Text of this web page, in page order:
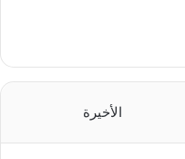
الأخيرة